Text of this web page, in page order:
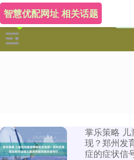
智慧优配网址 相关话题
掌乐策略 儿
现？郑州发
症的症状信